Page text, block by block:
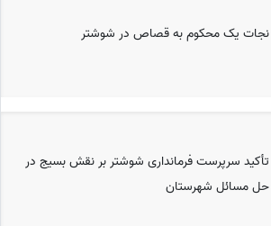
نجات یک محکوم به قصاص در شوشتر
تأکید سرپرست فرمانداری شوشتر بر نقش بسیج در
حل مسائل شهرستان